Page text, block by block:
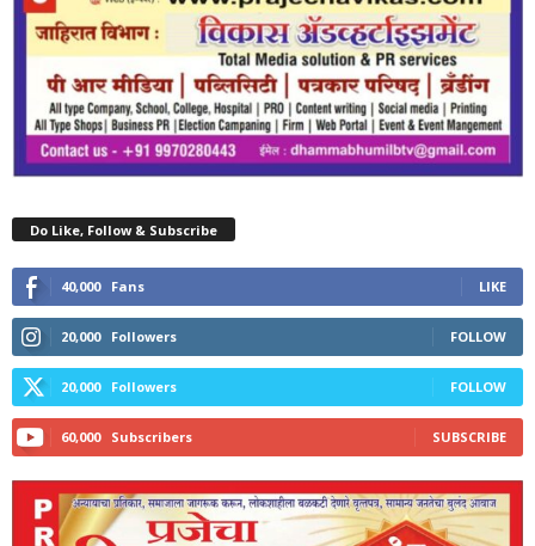
Do Like, Follow & Subscribe
40,000 Fans LIKE
20,000 Followers FOLLOW
20,000 Followers FOLLOW
60,000 Subscribers SUBSCRIBE